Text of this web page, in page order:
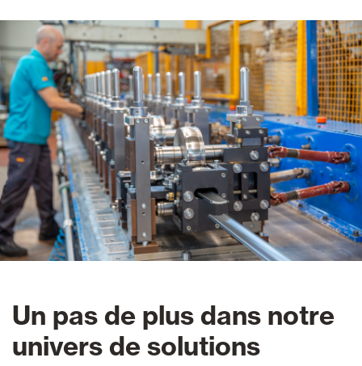
Un pas de plus dans notre
univers de solutions